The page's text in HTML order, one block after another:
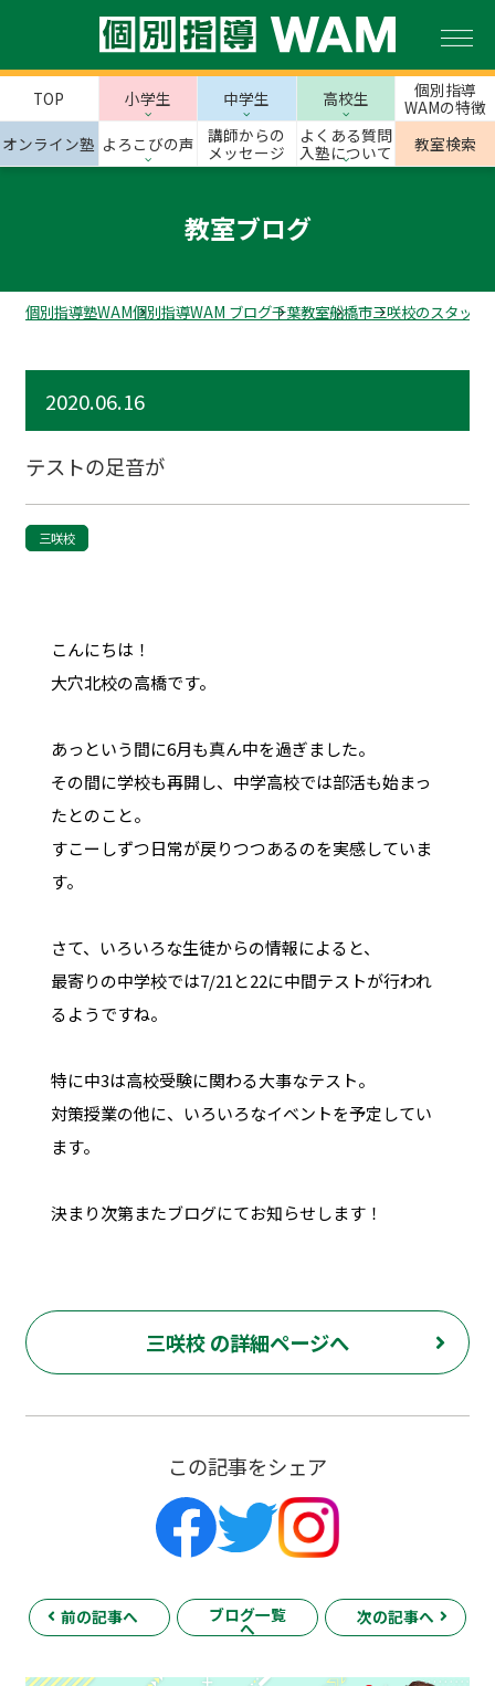
TOP 小学生 中学生 高校生
個別指導
WAMの特徴
オンライン塾 よろこびの声
講師からの
メッセージ
よくある質問
入塾について
教室検索
教室ブログ
個別指導塾WAM個別指導WAM ブログ千葉教室船橋市三咲校のスタッフ
2020.06.16
テストの足音が
三咲校
こんにちは！
大穴北校の高橋です。
あっという間に6月も真ん中を過ぎました。
その間に学校も再開し、中学高校では部活も始まっ
たとのこと。
すこーしずつ日常が戻りつつあるのを実感していま
す。
さて、いろいろな生徒からの情報によると、
最寄りの中学校では7/21と22に中間テストが行われ
るようですね。
特に中3は高校受験に関わる大事なテスト。
対策授業の他に、いろいろなイベントを予定してい
ます。
決まり次第またブログにてお知らせします！
三咲校 の詳細ページへ
この記事をシェア
前の記事へ ブログ一覧
へ
次の記事へ